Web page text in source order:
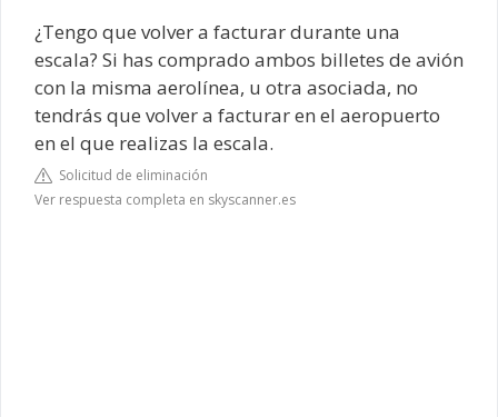
¿Tengo que volver a facturar durante una
escala? Si has comprado ambos billetes de avión
con la misma aerolínea, u otra asociada, no
tendrás que volver a facturar en el aeropuerto
en el que realizas la escala.
Solicitud de eliminación
Ver respuesta completa en skyscanner.es